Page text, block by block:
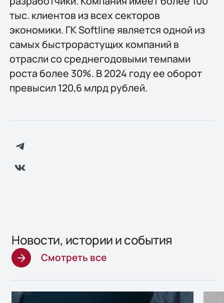
тыс. клиентов из всех секторов
экономики. ГК Softline является одной из
самых быстрорастущих компаний в
отрасли со среднегодовыми темпами
роста более 30%. В 2024 году ее оборот
превысил 120,6 млрд рублей.
Новости, истории и события
Смотреть все